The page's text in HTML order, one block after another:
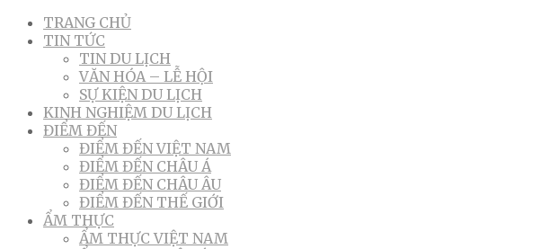
TRANG CHỦ
TIN TỨC
TIN DU LỊCH
VĂN HÓA – LỄ HỘI
SỰ KIỆN DU LỊCH
KINH NGHIỆM DU LỊCH
ĐIỂM ĐẾN
ĐIỂM ĐẾN VIỆT NAM
ĐIỂM ĐẾN CHÂU Á
ĐIỂM ĐẾN CHÂU ÂU
ĐIỂM ĐẾN THẾ GIỚI
ẨM THỰC
ẨM THỰC VIỆT NAM